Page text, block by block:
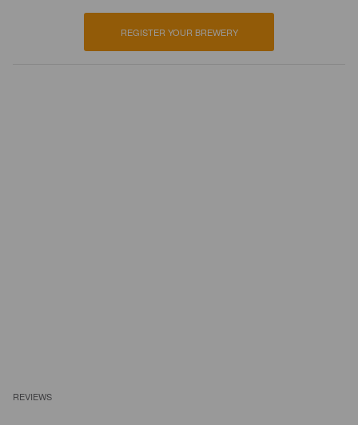
REGISTER YOUR BREWERY
REVIEWS